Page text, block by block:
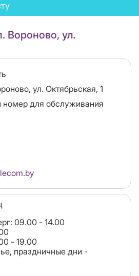
Вороново, ул.
ул. Октябрьская, 1
номер для обслуживания
09.00 - 14.00
- 19.00
праздничные дни -